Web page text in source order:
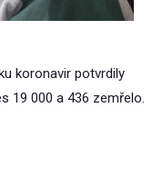
koronavir potvrdily
19 000 a 436 zemřelo.